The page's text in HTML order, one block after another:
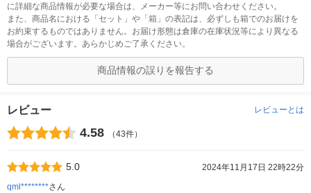
に詳細な商品情報が必要な場合は、メーカー等にお問い合わせください。
また、商品名における「セット」や「箱」の表記は、必ずしも箱でのお届けを
お約束するものではありません。お届け形態は倉庫の在庫状況等により異なる
場合がございます。あらかじめご了承ください。
商品情報の誤りを報告する
レビュー レビューとは
4.58 （43件）
5.0
2024年11月17日 22時22分
qml********さん